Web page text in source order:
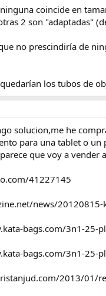
coincide en
2 son "adaptadas"
no prescindiría de
los tubos de
solucion,me he
para una tablet o un
que voy a vender
41227145
news/
bags.com/3n1-25-
bags.com/3n1-25-
2013/01/